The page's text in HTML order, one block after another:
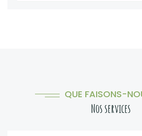
QUE FAISONS-
Nos services